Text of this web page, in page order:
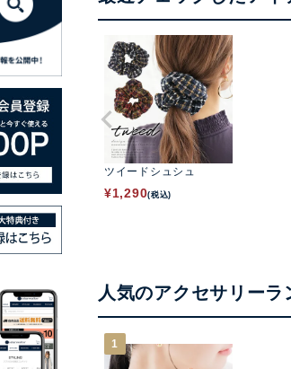
ツイードシュシュ
¥1,290(税込)
人気のアクセサリーラ
1